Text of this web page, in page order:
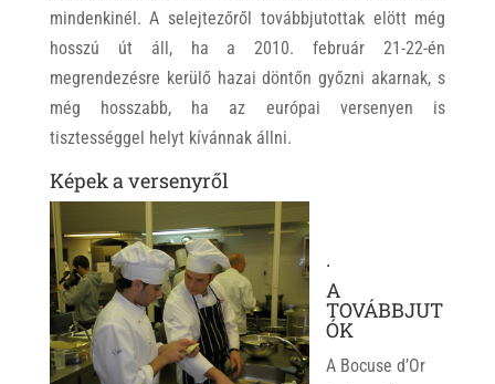
mindenkinél. A selejtezőről továbbjutottak elött még
hosszú út áll, ha a 2010. február 21-22-én
megrendezésre kerülő hazai döntőn győzni akarnak, s
még hosszabb, ha az európai versenyen is
tisztességgel helyt kívánnak állni.
Képek a versenyről
.
A
TOVÁBBJUT
ÓK
A Bocuse d’Or